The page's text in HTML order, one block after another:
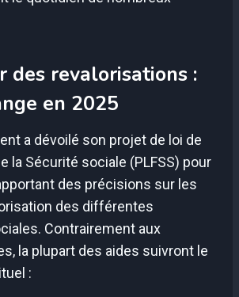
des revalorisations :
en 2025
a dévoilé son projet de loi de
la Sécurité sociale (PLFSS) pour
des précisions sur les
des différentes
Contrairement aux
la plupart des aides suivront le
: